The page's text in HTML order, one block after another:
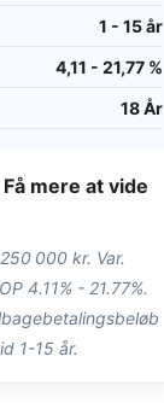
1 - 15 år
4,11 - 21,77 %
18 År
Få mere at vide
000 kr. Var.
4.11% - 21.77%.
1-15 år.